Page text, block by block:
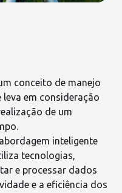
conceito de manejo
em consideração
de um
inteligente
tecnologias,
e processar dados
e a eficiência dos